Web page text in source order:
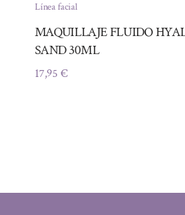
Línea facial
MAQUILLAJE FLUIDO
SAND 30ML
17,95 €